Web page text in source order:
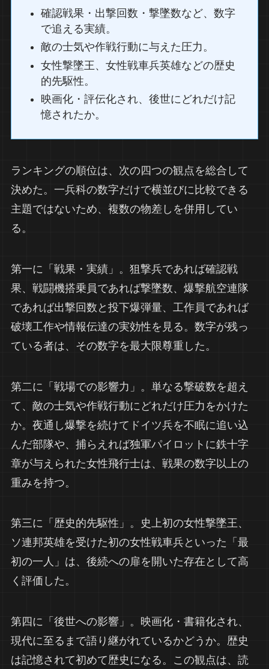
確認戦果・出撃回数・撃墜数など、数字
で追える実績。
敵の士気や作戦行動に与えた圧力。
女性撃墜王、女性戦車兵英雄などの歴史
的先駆性。
映画化・評伝化され、後世にどれだけ記
憶されたか。
ランキングの順位は、次の四つの観点を総合して
決めた。一兵科の数字だけで横並びに比較できる
主題ではないため、複数の物差しを併用してい
る。
第一に「戦果・実績」。狙撃兵であれば確認戦
果、戦闘機搭乗員であれば撃墜数、爆撃航空連隊
であれば出撃回数と投下爆弾量、工作員であれば
破壊工作や情報伝達の実効性を見る。数字が残っ
ている者は、その数字を最大限尊重した。
第二に「戦場での影響力」。単なる撃破数を超え
て、敵の士気や作戦行動にどれだけ圧力をかけた
か。夜通し爆撃を続けてドイツ兵を不眠に追い込
んだ部隊や、捕らえれば独軍パイロットに鉄十字
章が与えられた女性飛行士は、戦果の数字以上の
重みを持つ。
第三に「歴史的先駆性」。史上初の女性撃墜王、
ソ連邦英雄を受けた初の女性戦車兵といった「最
初の一人」は、後続への扉を開いた存在として高
く評価した。
第四に「後世への影響」。映画化・書籍化され、
現代に至るまで語り継がれているかどうか。歴史
は記憶されて初めて歴史になる。この観点は、読